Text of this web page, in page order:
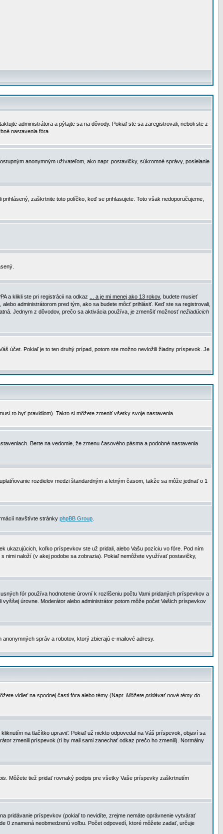
administrátora a pýtajte sa na dôvody. Pokiaľ ste sa zaregistrovali, neboli ste z
nastavenia fóra.
anonymným užívateľom, ako napr. postavičky, súkromné správy, posielanie
zaškrtnite toto políčko, keď se prihlasujete. Toto však nedoporučujeme,
a klikli ste pri registrácii na odkaz
... a je mi menej ako 13 rokov, budete musieť
administrátorom pred tým, ako sa budete môcť prihlásiť. Keď ste sa registrovali,
Jednym z dôvodov, prečo sa aktivácia používa, je zmenšiť možnosťnežiadúcich
účet. Pokiaľ je to ten druhý prípad, potom ste možno nevložili žiadny príspevok. Je
to byť pravidlom). Takto si môžete zmeniť všetky svoje nastavenia.
Berte na vedomie, že zmenu časového pásma a podobné nastavenia
rozdielov medzi štandardným a letným časom, takže sa môže jednať o 1
navštívte stránky phpBB Group
ukazujúcich, koľko príspevkov ste už pridali, alebo Vašu pozíciu vo fóre. Pod ním
naloží (v akej podobe sa zobrazia). Pokiaľ nemôžete využívať postavičky,
fór používa hodnotenie úrovní k rozlíšeniu počtu Vami pridaných príspevkov a
úrovne. Moderátor alebo administrátor potom môže počet Vašich príspevkov
správ a robotov, ktorý zbierajú e-mailové adresy.
vidieť na spodnej časti fóra alebo témy (Napr. Môžete pridávať nové témy do
na tlačítko upraviť. Pokiaľ už niekto odpovedal na Váš príspevok, objaví sa
zmenili príspevok (tí by mali sami zanechať odkaz prečo ho zmenili). Normálny
. Môžete tiež pridať rovnaký podpis pre všetky Vaše príspevky zaškrtnutím
pridávanie príspevkov (pokiaľ to nevidíte, zrejme nemáte oprávnenie vytvárať
0 znamená neobmedzenú voľbu. Počet odpovedí, ktoré môžete zadať, určuje